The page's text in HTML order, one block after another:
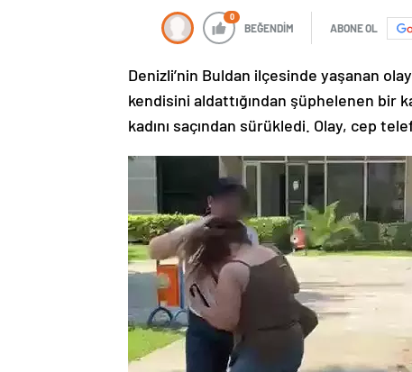
0
BEĞENDİM ABONE OL
Denizli’nin Buldan ilçesinde yaşanan
kendisini aldattığından şüphelenen bir
kadını saçından sürükledi. Olay, cep